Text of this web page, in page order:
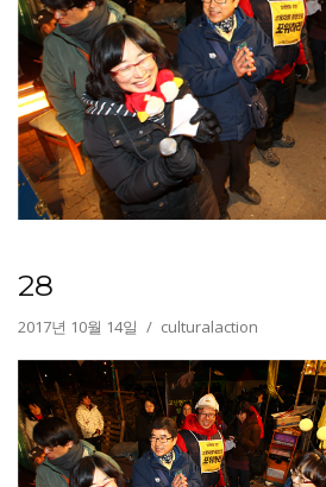
28
2017년 10월 14일 culturalaction